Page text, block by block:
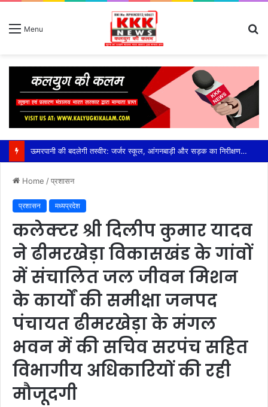
Menu
Home /प्रशासन
प्रशासन मध्यप्रदेश
कलेक्टर श्री दिलीप कुमार यादव
ने ढीमरखेड़ा विकासखंड के गांवों
में संचालित जल जीवन मिशन
के कार्यों की समीक्षा जनपद
पंचायत ढीमरखेड़ा के मंगल
भवन में की सचिव सरपंच सहित
विभागीय अधिकारियों की रही
मौजूदगी